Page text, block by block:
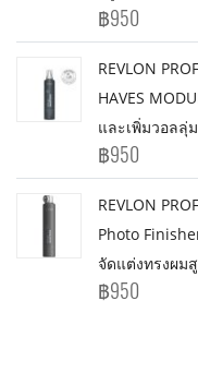
฿950
REVLON
HAVES
และเพิ่มวอลลุ่
฿950
REVLON
Photo
จัดแต่งทรงผม
฿950